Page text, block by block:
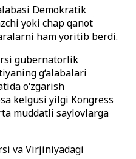
Demokratik
yoki chap qanot
ham yoritib berdi.
gubernatorlik
g‘alabalari
o‘zgarish
kelgusi yilgi Kongress
muddatli saylovlarga
va Virjiniyadagi